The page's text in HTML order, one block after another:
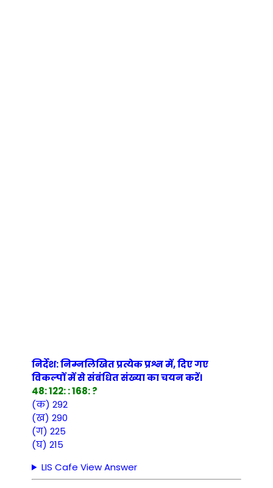
निर्देश: निम्नलिखित प्रत्येक प्रश्न में, दिए गए
विकल्पों में से संबंधित संख्या का चयन करें।
48: 122: : 168: ?
(क) 292
(ख) 290
(ग) 225
(घ) 215
LIS Cafe View Answer